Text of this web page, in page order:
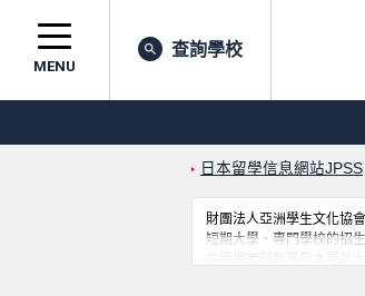
MENU
查詢學校
日本留學信息網站JPSS
財團法人亞洲學生文化協
短期大學、專門學校的招
在這裡有刊載著日本福